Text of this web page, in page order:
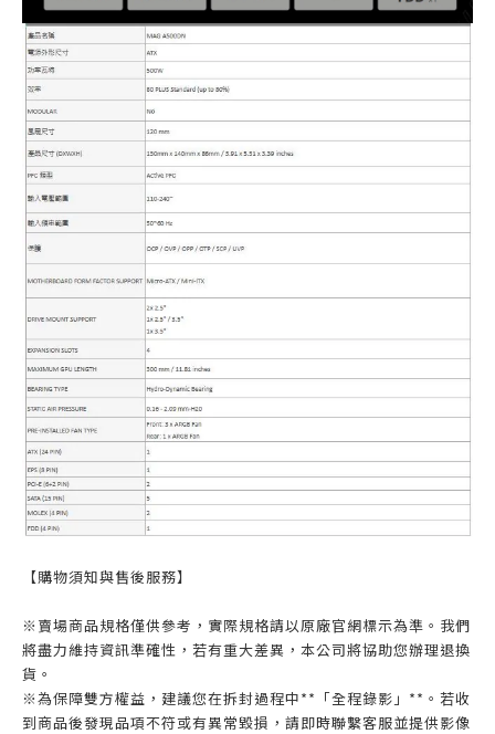
【購物須知與售後服務】
※賣場商品規格僅供參考，實際規格請以原廠官網標示為準。我們
將盡力維持資訊準確性，若有重大差異，本公司將協助您辦理退換
貨。
※為保障雙方權益，建議您在拆封過程中**「全程錄影」**。若收
到商品後發現品項不符或有異常毀損，請即時聯繫客服並提供影像